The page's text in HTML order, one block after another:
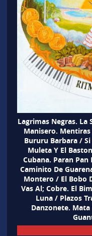
Lagrimas Negras. La
Manisero.
Bururu Barbara /
Muleta Y El
Cubana. Paran
Caminito De
Montero / El Bobo
Vas Al; Cobre. El
Luna / Plazos
Danzonete.